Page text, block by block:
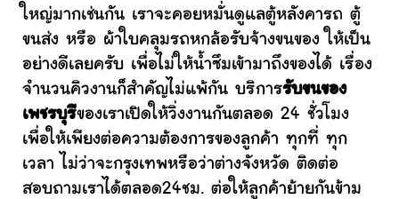
ใหญ่มากเช่นกัน เราจะคอยหมั่นดูแลตู้หลังคารถ ตู้
ขนส่ง หรือ ผ้าใบคลุมรถหกล้อรับจ้างขนของ ให้เป็น
อย่างดีเลยครับ เพื่อไม่ให้น้ำซึมเข้ามาถึงของได้ เรื่อง
จำนวนคิวงานก็สำคัญไม่แพ้กัน บริการรับขนของ
เพชรบุรีของเราเปิดให้วิ่งงานกันตลอด 24 ชั่วโมง
เพื่อให้เพียงต่อความต้องการของลูกค้า ทุกที่ ทุก
เวลา ไม่ว่าจะกรุงเทพหรือว่าต่างจังหวัด ติดต่อ
สอบถามเราได้ตลอด24ชม. ต่อให้ลูกค้าย้ายกันข้าม